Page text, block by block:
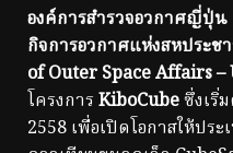
องค์การสำรวจอวกาศญี่ปุ่
กิจการอวกาศแห่งสหประ
of Outer Space Affairs –
โครงการKiboCubeซึ่งเริ่
2558 เพื่อเปิดโอกาสให้ปร